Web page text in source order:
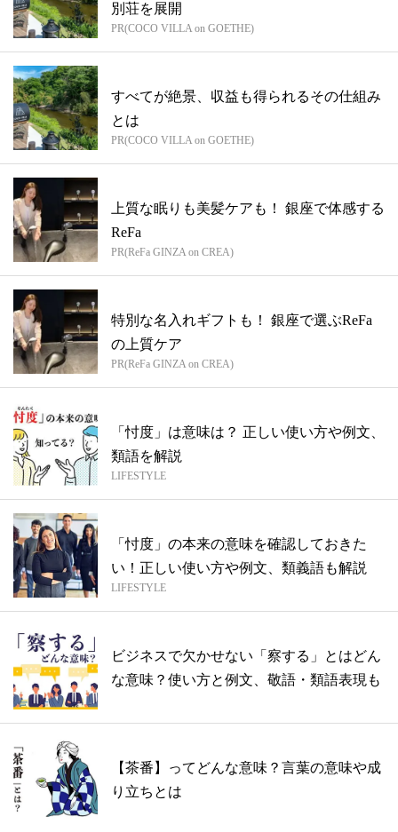
別荘を展開
PR(COCO VILLA on GOETHE)
すべてが絶景、収益も得られるその仕組み
とは
PR(COCO VILLA on GOETHE)
上質な眠りも美髪ケアも！ 銀座で体感する
ReFa
PR(ReFa GINZA on CREA)
特別な名入れギフトも！ 銀座で選ぶReFa
の上質ケア
PR(ReFa GINZA on CREA)
「忖度」は意味は？ 正しい使い方や例文、
類語を解説
LIFESTYLE
「忖度」の本来の意味を確認しておきた
い！正しい使い方や例文、類義語も解説
LIFESTYLE
ビジネスで欠かせない「察する」とはどん
な意味？使い方と例文、敬語・類語表現も
【茶番】ってどんな意味？言葉の意味や成
り立ちとは